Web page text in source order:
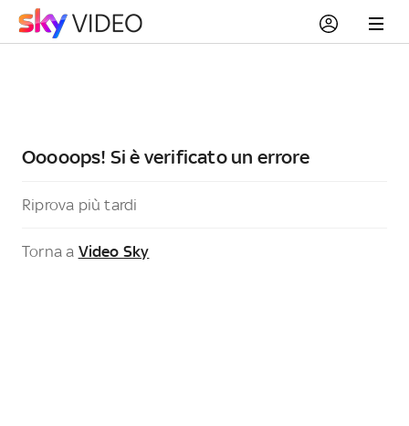
Ooooops! Si è verificato un errore
Riprova più tardi
Torna a Video Sky